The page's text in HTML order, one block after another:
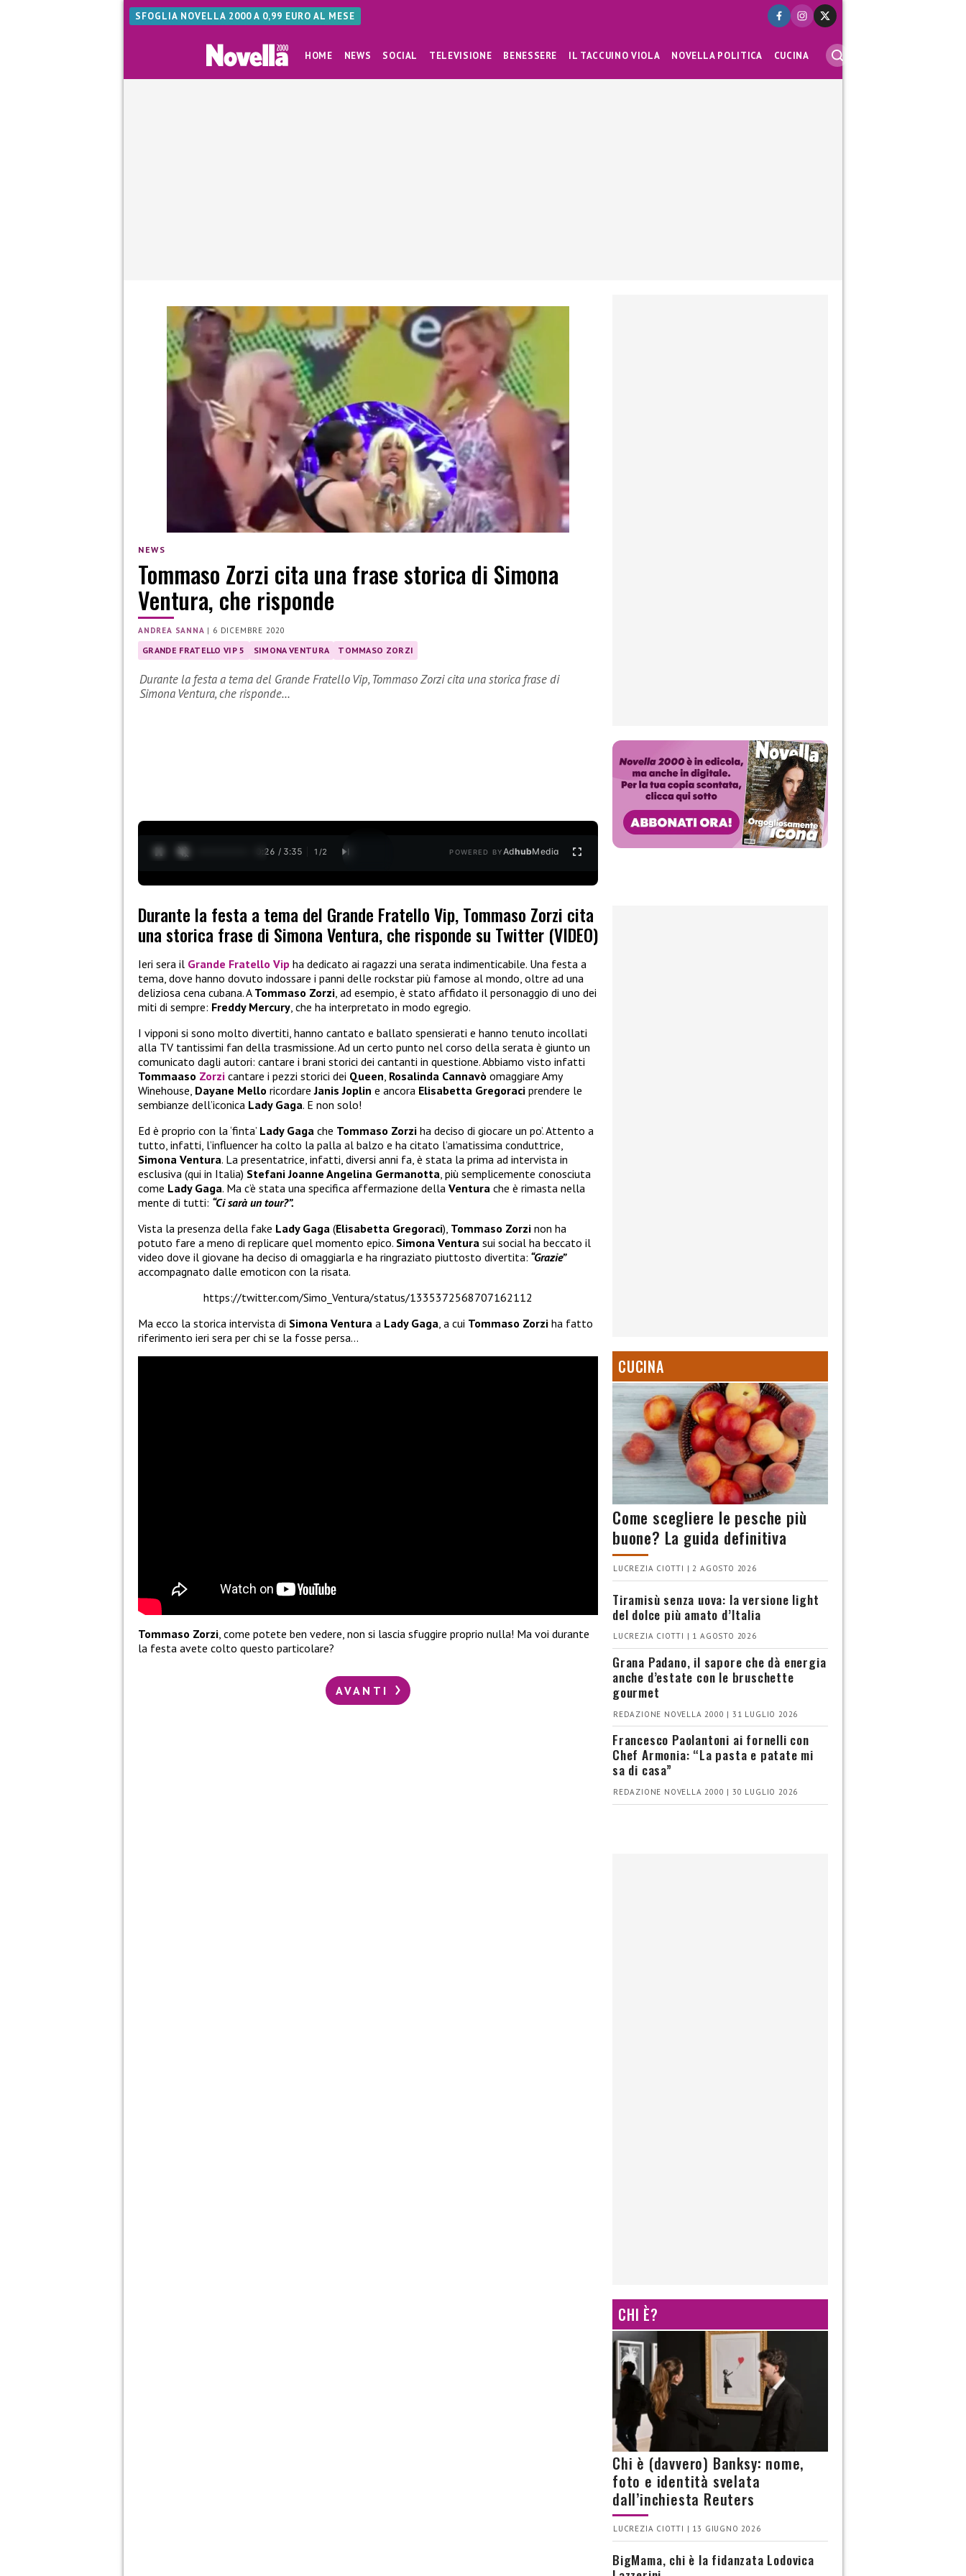
SFOGLIA NOVELLA 2000 A 0,99 EURO AL MESE
HOME NEWS SOCIAL TELEVISIONE BENESSERE IL TACCUINO VIOLA NOVELLA POLITICA CUCINA
NEWS
Tommaso Zorzi cita una frase storica di Simona
Ventura, che risponde
ANDREA SANNA | 6 DICEMBRE 2020
GRANDE FRATELLO VIP 5 SIMONA VENTURA TOMMASO ZORZI
Durante la festa a tema del Grande Fratello Vip, Tommaso Zorzi cita una storica frase di
Simona Ventura, che risponde…
0:27 / 3:35 1 /2 POWERED BYAdhubMedia
Durante la festa a tema del Grande Fratello Vip, Tommaso Zorzi cita
una storica frase di Simona Ventura, che risponde su Twitter (VIDEO)
Ieri sera il Grande Fratello Vip ha dedicato ai ragazzi una serata indimenticabile. Una festa a
tema, dove hanno dovuto indossare i panni delle rockstar più famose al mondo, oltre ad una
deliziosa cena cubana. A Tommaso Zorzi, ad esempio, è stato affidato il personaggio di uno dei
miti di sempre: Freddy Mercury, che ha interpretato in modo egregio.
I vipponi si sono molto divertiti, hanno cantato e ballato spensierati e hanno tenuto incollati
alla TV tantissimi fan della trasmissione. Ad un certo punto nel corso della serata è giunto un
comunicato dagli autori: cantare i brani storici dei cantanti in questione. Abbiamo visto infatti
Tommaaso Zorzi cantare i pezzi storici dei Queen, Rosalinda Cannavò omaggiare Amy
Winehouse, Dayane Mello ricordareJanis Joplin e ancora Elisabetta Gregoraci prendere le
sembianze dell’iconica Lady Gaga. E non solo!
Ed è proprio con la ‘finta’ Lady Gaga che Tommaso Zorzi ha deciso di giocare un po’. Attento a
tutto, infatti, l’influencer ha colto la palla al balzo e ha citato l’amatissima conduttrice,
Simona Ventura. La presentatrice, infatti, diversi anni fa, è stata la prima ad intervista in
esclusiva (qui in Italia) Stefani Joanne Angelina Germanotta, più semplicemente conosciuta
come Lady Gaga. Ma c’è stata una specifica affermazione della Ventura che è rimasta nella
mente di tutti: “Ci sarà un tour?”.
Vista la presenza della fake Lady Gaga (Elisabetta Gregoraci), Tommaso Zorzi non ha
potuto fare a meno di replicare quel momento epico. Simona Ventura sui social ha beccato il
video dove il giovane ha deciso di omaggiarla e ha ringraziato piuttosto divertita: “Grazie”
accompagnato dalle emoticon con la risata.
https://twitter.com/Simo_Ventura/status/1335372568707162112
Ma ecco la storica intervista di Simona Ventura a Lady Gaga, a cui Tommaso Zorzi ha fatto
riferimento ieri sera per chi se la fosse persa…
Tommaso Zorzi, come potete ben vedere, non si lascia sfuggire proprio nulla! Ma voi durante
la festa avete colto questo particolare?
AVANTI
CUCINA
Come scegliere le pesche più
buone? La guida definitiva
LUCREZIA CIOTTI | 2 AGOSTO 2026
Tiramisù senza uova: la versione light
del dolce più amato d’Italia
LUCREZIA CIOTTI | 1 AGOSTO 2026
Grana Padano, il sapore che dà energia
anche d’estate con le bruschette
gourmet
REDAZIONE NOVELLA 2000 | 31 LUGLIO 2026
Francesco Paolantoni ai fornelli con
Chef Armonia: “La pasta e patate mi
sa di casa”
REDAZIONE NOVELLA 2000 | 30 LUGLIO 2026
CHI È?
Chi è (davvero) Banksy: nome,
foto e identità svelata
dall’inchiesta Reuters
LUCREZIA CIOTTI | 13 GIUGNO 2026
BigMama, chi è la fidanzata Lodovica